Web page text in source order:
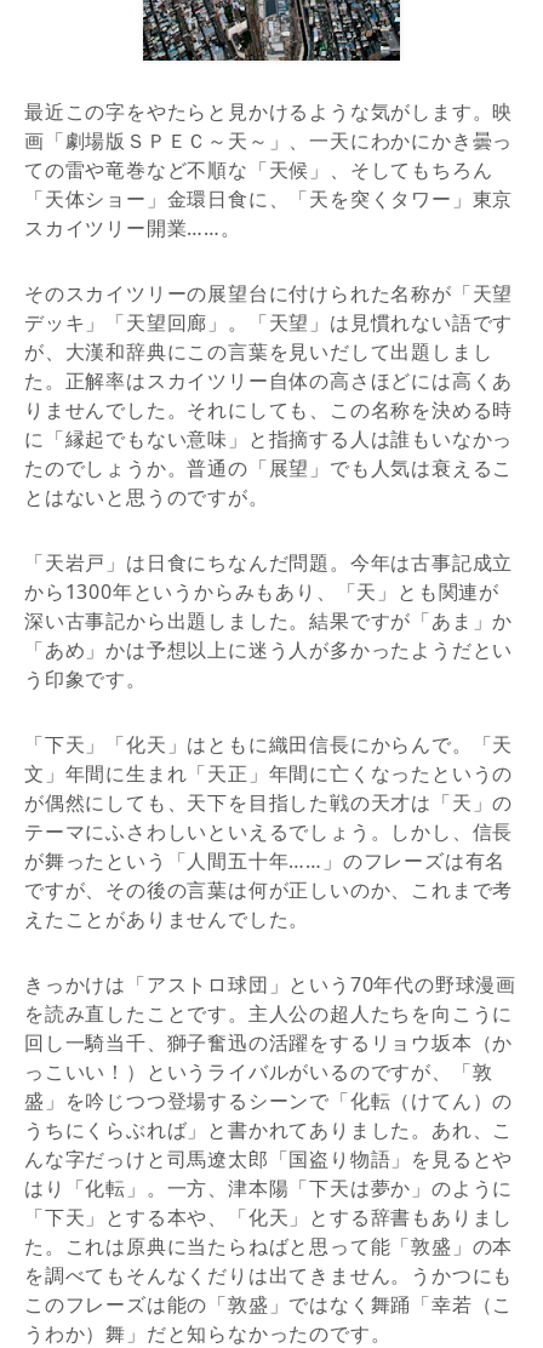
最近この字をやたらと見かけるような気がします。映
画「劇場版ＳＰＥＣ～天～」、一天にわかにかき曇っ
ての雷や竜巻など不順な「天候」、そしてもちろん
「天体ショー」金環日食に、「天を突くタワー」東京
スカイツリー開業……。
そのスカイツリーの展望台に付けられた名称が「天望
デッキ」「天望回廊」。「天望」は見慣れない語です
が、大漢和辞典にこの言葉を見いだして出題しまし
た。正解率はスカイツリー自体の高さほどには高くあ
りませんでした。それにしても、この名称を決める時
に「縁起でもない意味」と指摘する人は誰もいなかっ
たのでしょうか。普通の「展望」でも人気は衰えるこ
とはないと思うのですが。
「天岩戸」は日食にちなんだ問題。今年は古事記成立
から1300年というからみもあり、「天」とも関連が
深い古事記から出題しました。結果ですが「あま」か
「あめ」かは予想以上に迷う人が多かったようだとい
う印象です。
「下天」「化天」はともに織田信長にからんで。「天
文」年間に生まれ「天正」年間に亡くなったというの
が偶然にしても、天下を目指した戦の天才は「天」の
テーマにふさわしいといえるでしょう。しかし、信長
が舞ったという「人間五十年……」のフレーズは有名
ですが、その後の言葉は何が正しいのか、これまで考
えたことがありませんでした。
きっかけは「アストロ球団」という70年代の野球漫画
を読み直したことです。主人公の超人たちを向こうに
回し一騎当千、獅子奮迅の活躍をするリョウ坂本（か
っこいい！）というライバルがいるのですが、「敦
盛」を吟じつつ登場するシーンで「化転（けてん）の
うちにくらぶれば」と書かれてありました。あれ、こ
んな字だっけと司馬遼太郎「国盗り物語」を見るとや
はり「化転」。一方、津本陽「下天は夢か」のように
「下天」とする本や、「化天」とする辞書もありまし
た。これは原典に当たらねばと思って能「敦盛」の本
を調べてもそんなくだりは出てきません。うかつにも
このフレーズは能の「敦盛」ではなく舞踊「幸若（こ
うわか）舞」だと知らなかったのです。